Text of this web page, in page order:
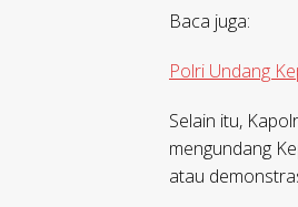
Baca juga:
Polri Undang
Selain itu,
mengundang
atau